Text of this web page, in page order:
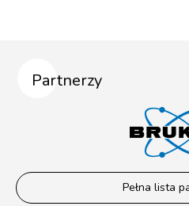
Partnerzy
Pełna lista